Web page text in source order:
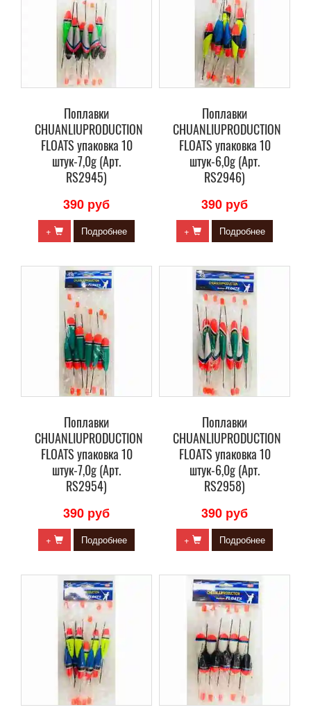
Поплавки
CHUANLIUPRODUCTION
FLOATS упаковка 10
штук-7,0g (Арт.
RS2945)
390 руб
+ Подробнее
Поплавки
CHUANLIUPRODUCTION
FLOATS упаковка 10
штук-6,0g (Арт.
RS2946)
390 руб
+ Подробнее
Поплавки
CHUANLIUPRODUCTION
FLOATS упаковка 10
штук-7,0g (Арт.
RS2954)
390 руб
+ Подробнее
Поплавки
CHUANLIUPRODUCTION
FLOATS упаковка 10
штук-6,0g (Арт.
RS2958)
390 руб
+ Подробнее